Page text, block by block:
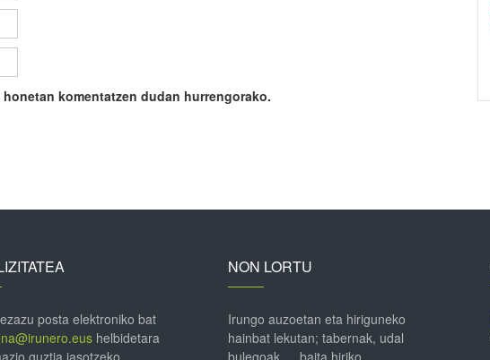
komentatzen dudan hurrengorako.
posta elektroniko bat
helbidetara
NON LORTU
Irungo auzoetan eta hiriguneko
hainbat lekutan; tabernak, udal